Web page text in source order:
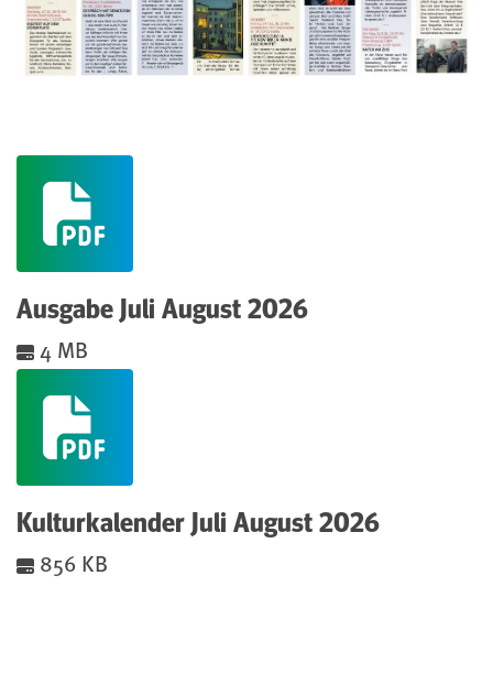
Ausgabe Juli August 2026(pdf)
4 MB
Kulturkalender Juli August 2026(pdf)
856 KB